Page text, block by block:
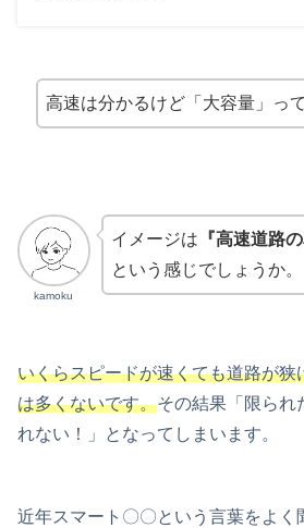
高速は分かるけど「大容量」っ
kamoku
イメージは 『高速道路
という感じでしょうか。
いくらスピードが速くても道路が狭
は多くないです。その結果「限られ
れない！」となってしまいます。
近年スマート〇〇という言葉をよく